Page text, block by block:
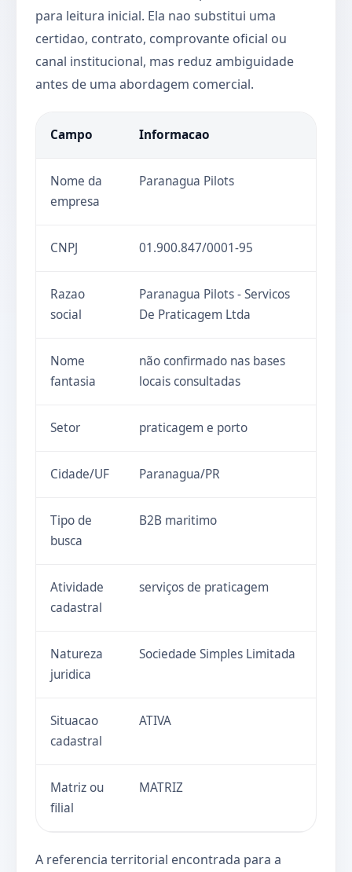
para leitura inicial. Ela nao substitui uma
certidao, contrato, comprovante oficial ou
canal institucional, mas reduz ambiguidade
antes de uma abordagem comercial.
Campo Informacao
Nome da
empresa
Paranagua Pilots
CNPJ 01.900.847/0001-95
Razao
social
Paranagua Pilots - Servicos
De Praticagem Ltda
Nome
fantasia
não confirmado nas bases
locais consultadas
Setor praticagem e porto
Cidade/UF Paranagua/PR
Tipo de
busca
B2B maritimo
Atividade
cadastral
serviços de praticagem
Natureza
juridica
Sociedade Simples Limitada
Situacao
cadastral
ATIVA
Matriz ou
filial
MATRIZ
A referencia territorial encontrada para a